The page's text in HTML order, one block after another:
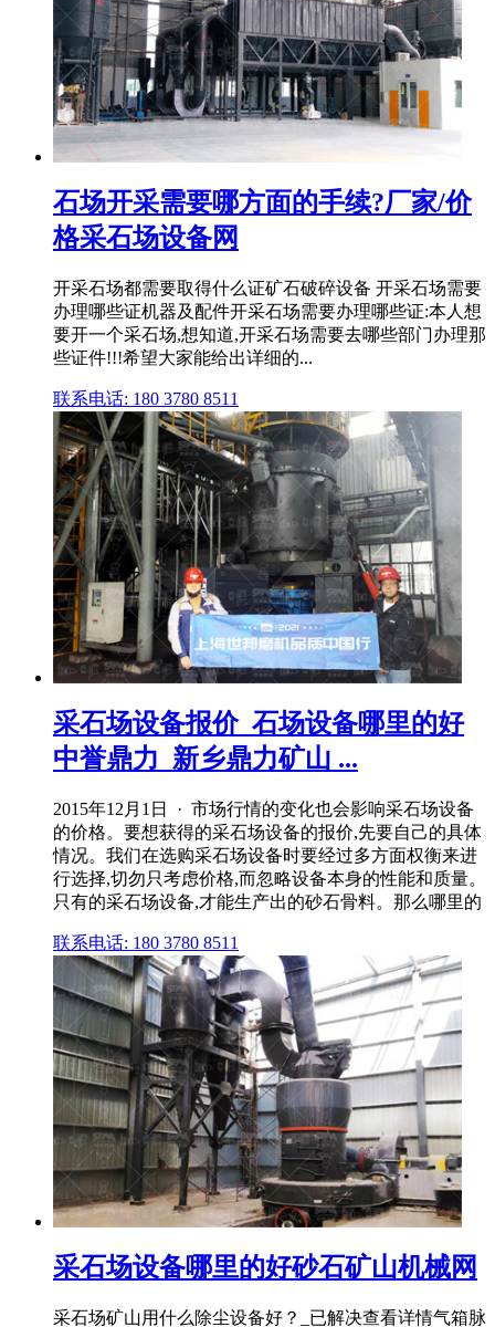
石场开采需要哪方面的手续?厂家/价
格采石场设备网
开采石场都需要取得什么证矿石破碎设备 开采石场需要
办理哪些证机器及配件开采石场需要办理哪些证:本人想
要开一个采石场,想知道,开采石场需要去哪些部门办理那
些证件!!!希望大家能给出详细的...
联系电话: 180 3780 8511
采石场设备报价_石场设备哪里的好
中誉鼎力_新乡鼎力矿山 ...
2015年12月1日 · 市场行情的变化也会影响采石场设备
的价格。要想获得的采石场设备的报价,先要自己的具体
情况。我们在选购采石场设备时要经过多方面权衡来进
行选择,切勿只考虑价格,而忽略设备本身的性能和质量。
只有的采石场设备,才能生产出的砂石骨料。那么哪里的
联系电话: 180 3780 8511
采石场设备哪里的好砂石矿山机械网
采石场矿山用什么除尘设备好？_已解决查看详情气箱脉